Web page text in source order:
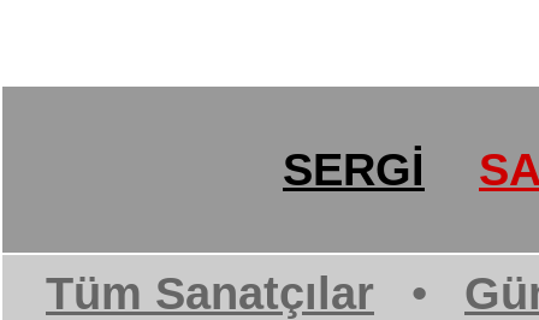
SERGİ
Tüm Sanatçılar •